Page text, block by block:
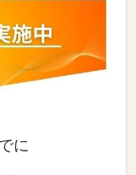
に